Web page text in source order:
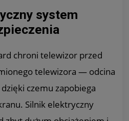
system
chroni telewizor przed
telewizora — odcina
czemu zapobiega
Silnik elektryczny